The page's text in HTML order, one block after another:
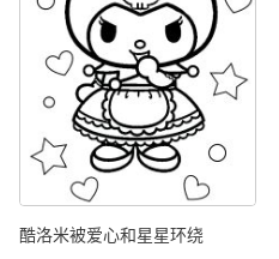
酷洛米被爱心和星星环绕